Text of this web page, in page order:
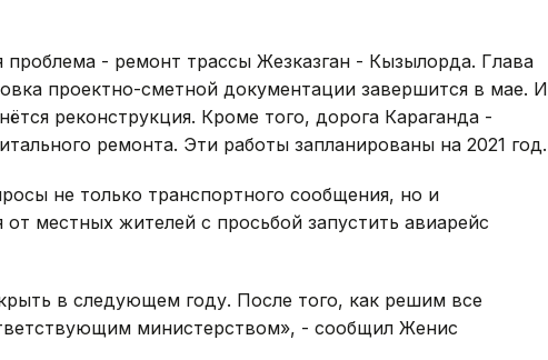
проблема - ремонт трассы Жезказган - Кызылорда. Глава
проектно-сметной документации завершится в мае. И
реконструкция. Кроме того, дорога Караганда -
ремонта. Эти работы запланированы на 2021 год.
не только транспортного сообщения, но и
местных жителей с просьбой запустить авиарейс
в следующем году. После того, как решим все
министерством», - сообщил Женис